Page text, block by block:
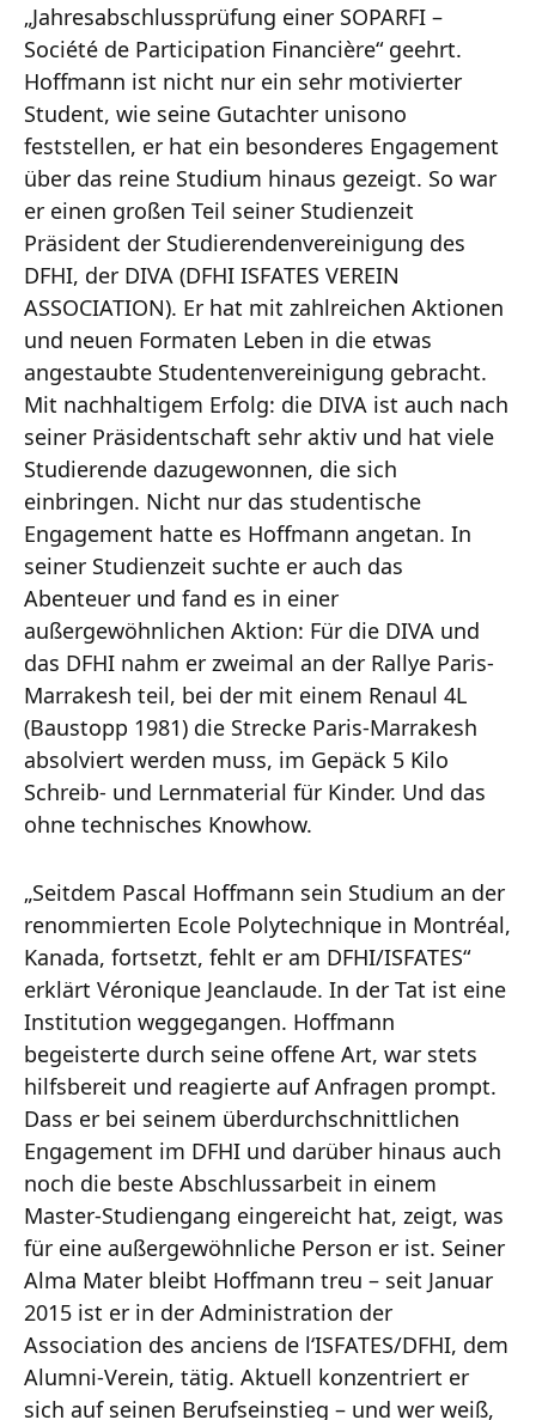
„Jahresabschlussprüfung einer SOPARFI –
Société de Participation Financière“ geehrt.
Hoffmann ist nicht nur ein sehr motivierter
Student, wie seine Gutachter unisono
feststellen, er hat ein besonderes Engagement
über das reine Studium hinaus gezeigt. So war
er einen großen Teil seiner Studienzeit
Präsident der Studierendenvereinigung des
DFHI, der DIVA (DFHI ISFATES VEREIN
ASSOCIATION). Er hat mit zahlreichen Aktionen
und neuen Formaten Leben in die etwas
angestaubte Studentenvereinigung gebracht.
Mit nachhaltigem Erfolg: die DIVA ist auch nach
seiner Präsidentschaft sehr aktiv und hat viele
Studierende dazugewonnen, die sich
einbringen. Nicht nur das studentische
Engagement hatte es Hoffmann angetan. In
seiner Studienzeit suchte er auch das
Abenteuer und fand es in einer
außergewöhnlichen Aktion: Für die DIVA und
das DFHI nahm er zweimal an der Rallye Paris-
Marrakesh teil, bei der mit einem Renaul 4L
(Baustopp 1981) die Strecke Paris-Marrakesh
absolviert werden muss, im Gepäck 5 Kilo
Schreib- und Lernmaterial für Kinder. Und das
ohne technisches Knowhow.
„Seitdem Pascal Hoffmann sein Studium an der
renommierten Ecole Polytechnique in Montréal,
Kanada, fortsetzt, fehlt er am DFHI/ISFATES“
erklärt Véronique Jeanclaude. In der Tat ist eine
Institution weggegangen. Hoffmann
begeisterte durch seine offene Art, war stets
hilfsbereit und reagierte auf Anfragen prompt.
Dass er bei seinem überdurchschnittlichen
Engagement im DFHI und darüber hinaus auch
noch die beste Abschlussarbeit in einem
Master-Studiengang eingereicht hat, zeigt, was
für eine außergewöhnliche Person er ist. Seiner
Alma Mater bleibt Hoffmann treu – seit Januar
2015 ist er in der Administration der
Association des anciens de l‘ISFATES/DFHI, dem
Alumni-Verein, tätig. Aktuell konzentriert er
sich auf seinen Berufseinstieg – und wer weiß,